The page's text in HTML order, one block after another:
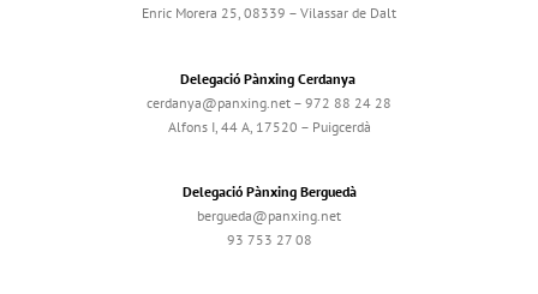
Enric Morera 25, 08339 – Vilassar de Dalt
Delegació Pànxing Cerdanya
cerdanya@panxing.net – 972 88 24 28
Alfons I, 44 A, 17520 – Puigcerdà
Delegació Pànxing Berguedà
bergueda@panxing.net
93 753 27 08